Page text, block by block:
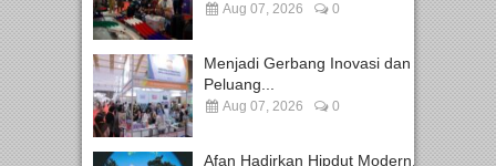
Aug 07, 2026 0
Menjadi Gerbang Inovasi dan
Peluang...
Aug 07, 2026 0
Afan Hadirkan Hipdut Modern...